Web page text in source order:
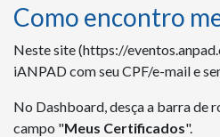
Como encontro
Neste site (https://
iANPAD com seu CPF/e-mail e
No Dashboard, desça a barra de
campo "Meus Certificados".